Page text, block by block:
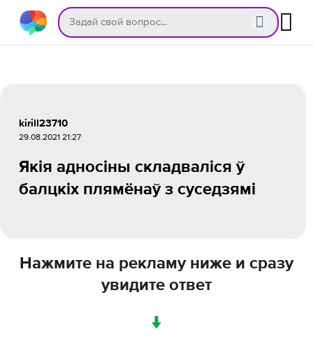
kirill23710
29.08.2021 21:27
Якія адносіны складваліся ў
балцкіх плямёнаў з суседзямі
Нажмите на рекламу ниже и сразу
увидите ответ
↓